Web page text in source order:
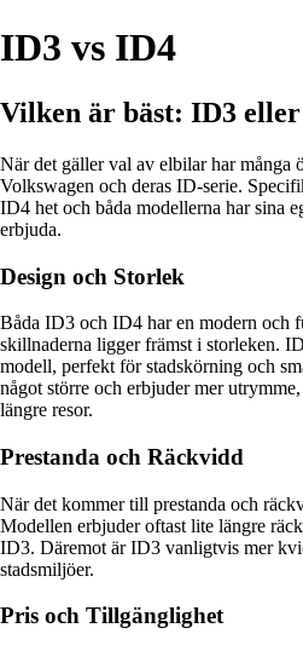
ID3 vs ID4
Vilken är bäst: ID3
När det gäller val av elbilar har många
Volkswagen och deras ID-serie.
ID4 het och båda modellerna har sina
erbjuda.
Design och Storlek
Båda ID3 och ID4 har en modern och
skillnaderna ligger främst i storleken.
modell, perfekt för stadskörning och
något större och erbjuder mer
längre resor.
Prestanda och Räckvidd
När det kommer till prestanda och
Modellen erbjuder oftast lite längre
ID3. Däremot är ID3 vanligtvis mer
stadsmiljöer.
Pris och Tillgänglighet